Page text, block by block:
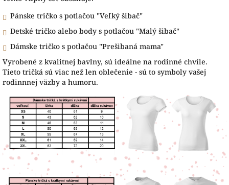
Pánske tričko s potlačou "Veľký šibač"
Detské tričko alebo body s potlačou "Malý šibač"
Dámske tričko s potlačou "Prešibaná mama"
Vyrobené z kvalitnej bavlny, sú ideálne na rodinné chvíle.
Tieto tričká sú viac než len oblečenie - sú to symboly vašej
rodinnnej väzby a humoru.